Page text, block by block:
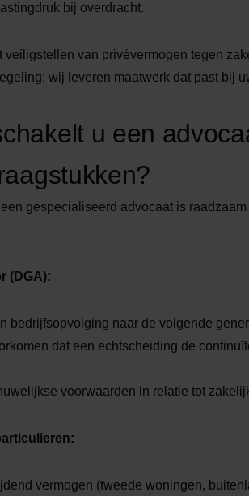
bij overdracht.
veiligstellen van privévermogen tegen
wij leveren maatwerk dat past bij
u een
gespecialiseerd advocaat is
(DGA):
bedrijfsopvolging naar de volgende
dat een echtscheiding de
voorwaarden in relatie tot
vermogen (tweede woningen,